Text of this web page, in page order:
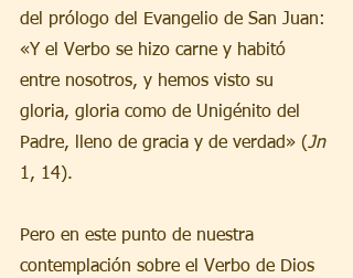
del prólogo del Evangelio de San Juan:
«Y el Verbo se hizo carne y habitó
entre nosotros, y hemos visto su
gloria, gloria como de Unigénito del
Padre, lleno de gracia y de verdad» (Jn
1, 14).
Pero en este punto de nuestra
contemplación sobre el Verbo de Dios